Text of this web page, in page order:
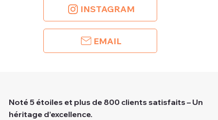
INSTAGRAM
EMAIL
Noté 5 étoiles et plus de 800 clients satisfaits – Un
héritage d’excellence.